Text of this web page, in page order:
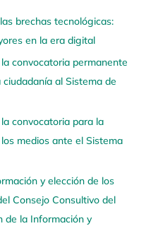
brechas tecnológicas:
en la era digital
convocatoria permanente
al Sistema de
convocatoria para la
medios ante el Sistema
y elección de los
Consejo Consultivo del
de la Información y